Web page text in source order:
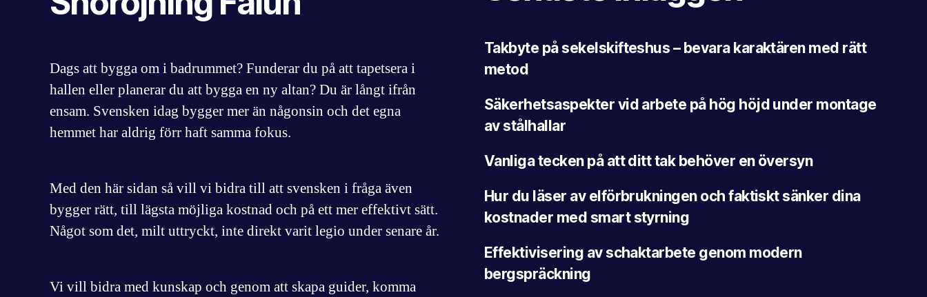
Dags att bygga om i badrummet? Funderar du på att tapetsera i
hallen eller planerar du att bygga en ny altan? Du är långt ifrån
ensam. Svensken idag bygger mer än någonsin och det egna
hemmet har aldrig förr haft samma fokus.
Med den här sidan så vill vi bidra till att svensken i fråga även
bygger rätt, till lägsta möjliga kostnad och på ett mer effektivt sätt.
Något som det, milt uttryckt, inte direkt varit legio under senare år.
Vi vill bidra med kunskap och genom att skapa guider, komma
Takbyte på sekelskifteshus – bevara karaktären med rätt
metod
Säkerhetsaspekter vid arbete på hög höjd under montage
av stålhallar
Vanliga tecken på att ditt tak behöver en översyn
Hur du läser av elförbrukningen och faktiskt sänker dina
kostnader med smart styrning
Effektivisering av schaktarbete genom modern
bergspräckning